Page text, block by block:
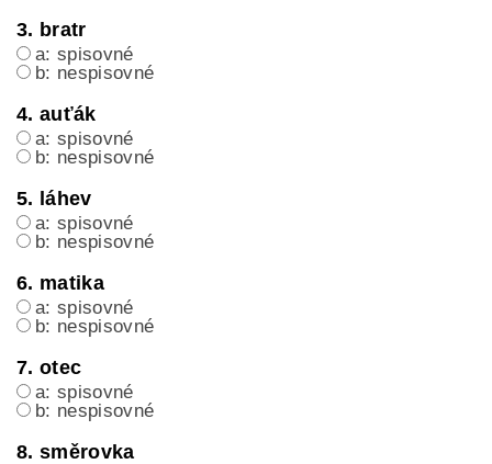
3. bratr
a: spisovné
b: nespisovné
4. auťák
a: spisovné
b: nespisovné
5. láhev
a: spisovné
b: nespisovné
6. matika
a: spisovné
b: nespisovné
7. otec
a: spisovné
b: nespisovné
8. směrovka